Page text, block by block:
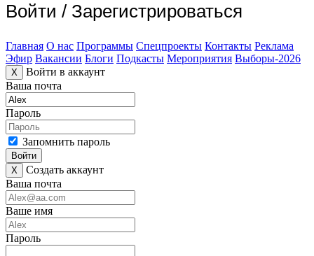
Войти / Зарегистрироваться
Главная О нас Программы Спецпроекты Контакты Реклама
Эфир Вакансии Блоги Подкасты Мероприятия Выборы-2026
X
Войти в аккаунт
Ваша почта
Пароль
Запомнить пароль
Войти
X
Создать аккаунт
Ваша почта
Ваше имя
Пароль